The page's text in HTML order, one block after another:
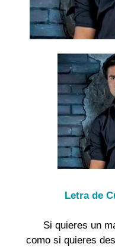
Letra de
Si quieres un
como si quieres